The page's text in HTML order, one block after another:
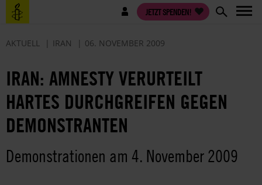
Direkt
zum
Benutzermenü JETZT SPENDEN!
AKTUELL IRAN 06. NOVEMBER 2009
IRAN: AMNESTY VERURTEILT
HARTES DURCHGREIFEN GEGEN
DEMONSTRANTEN
Demonstrationen am 4. November 2009